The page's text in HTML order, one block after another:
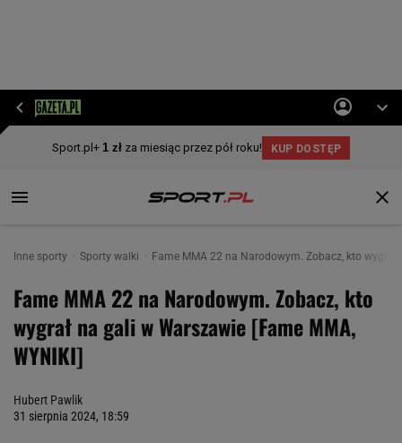
Inne sporty Sporty walki Fame MMA 22 na Narodowym. Zobacz, kto
Fame MMA 22 na Narodowym. Zobacz, kto
wygrał na gali w Warszawie [Fame MMA,
WYNIKI]
Hubert Pawlik
31 sierpnia 2024, 18:59